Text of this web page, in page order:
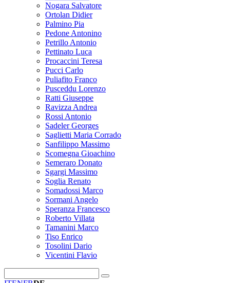
Nogara Salvatore
Ortolan Didier
Palmino Pia
Pedone Antonino
Petrillo Antonio
Pettinato Luca
Procaccini Teresa
Pucci Carlo
Puliafito Franco
Pusceddu Lorenzo
Ratti Giuseppe
Ravizza Andrea
Rossi Antonio
Sadeler Georges
Saglietti Maria Corrado
Sanfilippo Massimo
Scomegna Gioachino
Semeraro Donato
Sgargi Massimo
Soglia Renato
Somadossi Marco
Sormani Angelo
Speranza Francesco
Roberto Villata
Tamanini Marco
Tiso Enrico
Tosolini Dario
Vicentini Flavio